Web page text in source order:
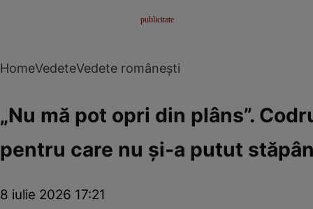
HomeVedeteVedete românești
„Nu mă pot opri din plâns”.
pentru care nu și-a putut
8 iulie 2026 17:21